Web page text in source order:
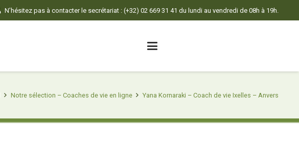
N’hésitez pas à contacter le secrétariat : (+32) 02 669 31 41 du lundi au vendredi de 08h à 19h.
Notre sélection – Coaches de vie en ligne Yana Kornaraki – Coach de vie Ixelles – Anvers